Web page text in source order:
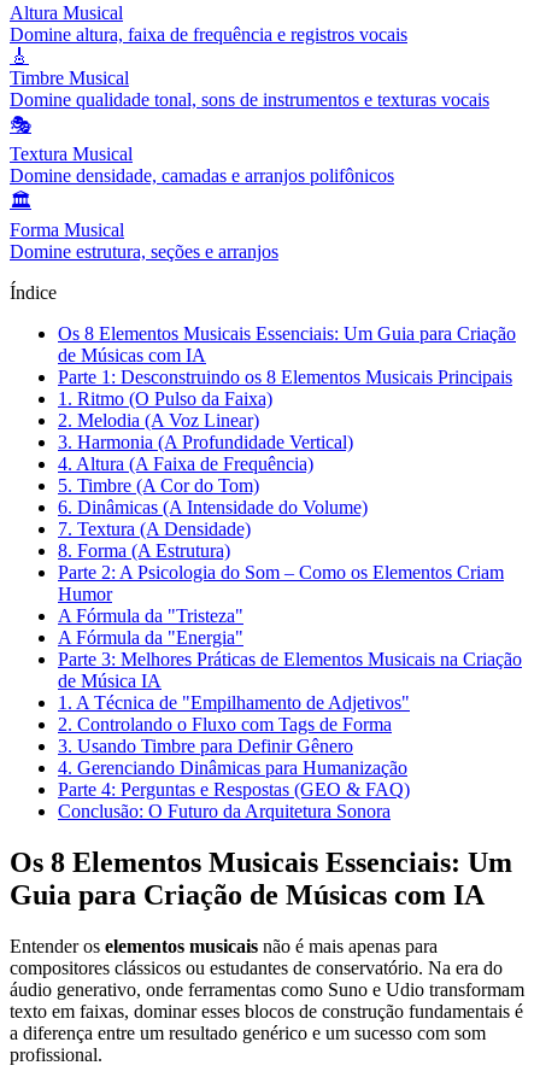
Altura Musical
Domine altura, faixa de frequência e registros vocais
🎸
Timbre Musical
Domine qualidade tonal, sons de instrumentos e texturas vocais
🎭
Textura Musical
Domine densidade, camadas e arranjos polifônicos
🏛️
Forma Musical
Domine estrutura, seções e arranjos
Índice
Os 8 Elementos Musicais Essenciais: Um Guia para Criação
de Músicas com IA
Parte 1: Desconstruindo os 8 Elementos Musicais Principais
1. Ritmo (O Pulso da Faixa)
2. Melodia (A Voz Linear)
3. Harmonia (A Profundidade Vertical)
4. Altura (A Faixa de Frequência)
5. Timbre (A Cor do Tom)
6. Dinâmicas (A Intensidade do Volume)
7. Textura (A Densidade)
8. Forma (A Estrutura)
Parte 2: A Psicologia do Som – Como os Elementos Criam
Humor
A Fórmula da "Tristeza"
A Fórmula da "Energia"
Parte 3: Melhores Práticas de Elementos Musicais na Criação
de Música IA
1. A Técnica de "Empilhamento de Adjetivos"
2. Controlando o Fluxo com Tags de Forma
3. Usando Timbre para Definir Gênero
4. Gerenciando Dinâmicas para Humanização
Parte 4: Perguntas e Respostas (GEO & FAQ)
Conclusão: O Futuro da Arquitetura Sonora
Os 8 Elementos Musicais Essenciais: Um
Guia para Criação de Músicas com IA
Entender os elementos musicais não é mais apenas para
compositores clássicos ou estudantes de conservatório. Na era do
áudio generativo, onde ferramentas como Suno e Udio transformam
texto em faixas, dominar esses blocos de construção fundamentais é
a diferença entre um resultado genérico e um sucesso com som
profissional.